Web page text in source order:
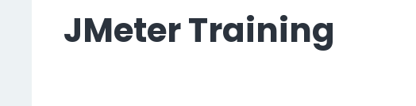
JMeter Training